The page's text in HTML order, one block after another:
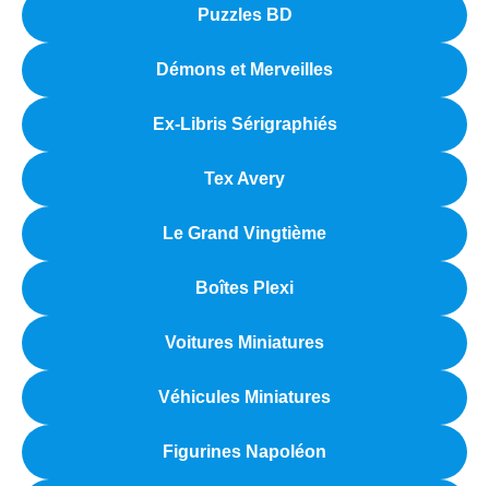
Puzzles BD
Démons et Merveilles
Ex-Libris Sérigraphiés
Tex Avery
Le Grand Vingtième
Boîtes Plexi
Voitures Miniatures
Véhicules Miniatures
Figurines Napoléon